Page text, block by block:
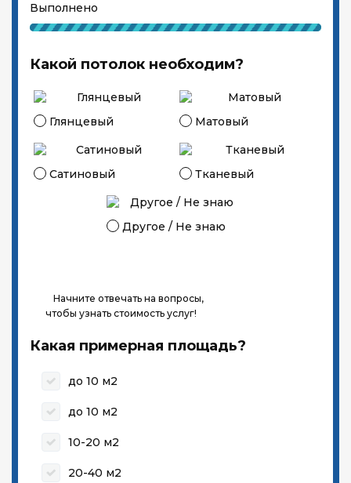
Выполнено
Какой потолок необходим?
Глянцевый Матовый
Сатиновый Тканевый
Другое / Не знаю
Начните отвечать на вопросы,
чтобы узнать стоимость услуг!
Какая примерная площадь?
до 10 м2
до 10 м2
10-20 м2
20-40 м2